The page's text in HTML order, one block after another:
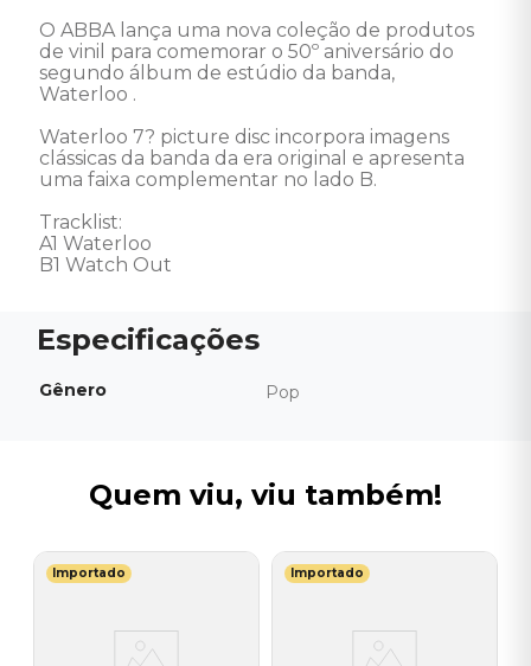
O ABBA lança uma nova coleção de produtos
de vinil para comemorar o 50º aniversário do
segundo álbum de estúdio da banda,
Waterloo .
Waterloo 7? picture disc incorpora imagens
clássicas da banda da era original e apresenta
uma faixa complementar no lado B.
Tracklist:
A1 Waterloo
B1 Watch Out
Gênero Pop
Quem viu, viu também!
Importado Importado